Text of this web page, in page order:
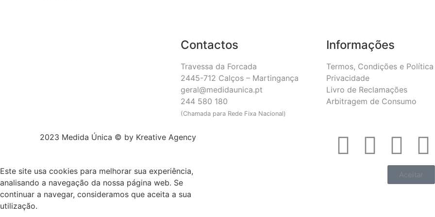
Contactos
Travessa da Forcada
2445-712 Calços – Martingança
geral@medidaunica.pt
244 580 180
(Chamada para Rede Fixa Nacional)
Informações
Termos, Condições e
Privacidade
Livro de Reclamações
Arbitragem de Consumo
2023 Medida Única © by Kreative Agency
Este site usa cookies para melhorar sua experiência,
analisando a navegação da nossa página web. Se
continuar a navegar, consideramos que aceita a sua
utilização.
Aceitar